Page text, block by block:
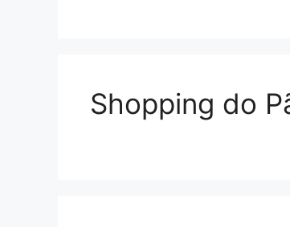
Shopping do